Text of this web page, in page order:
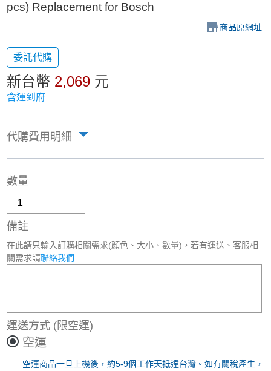
pcs) Replacement for Bosch
商品原網址
委託代購
新台幣 2,069 元
含運到府
代購費用明細
數量
備註
在此請只輸入訂購相關需求(顏色、大小、數量)，若有運送、客服相
關需求請聯絡我們
運送方式 (限空運)
空運
空運商品一旦上機後，約5-9個工作天抵達台灣。如有關稅產生，